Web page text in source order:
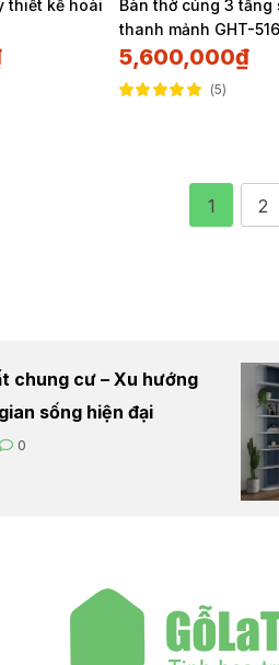
thiết kế hoài
Bàn thờ cúng 3 tầng
thanh mảnh GHT-
5,600,000₫
5
1 2
chung cư – Xu hướng
sống hiện đại
0